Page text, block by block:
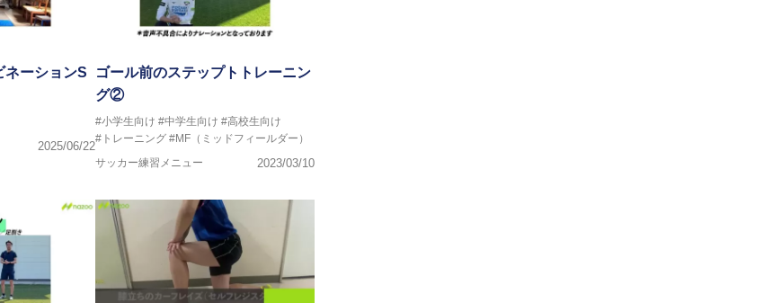
ネーションS
2025/06/22
ゴール前のステップトトレーニン
グ②
#小学生向け #中学生向け #高校生向け
#トレーニング #MF（ミッドフィールダー）
サッカー練習メニュー
2023/03/10